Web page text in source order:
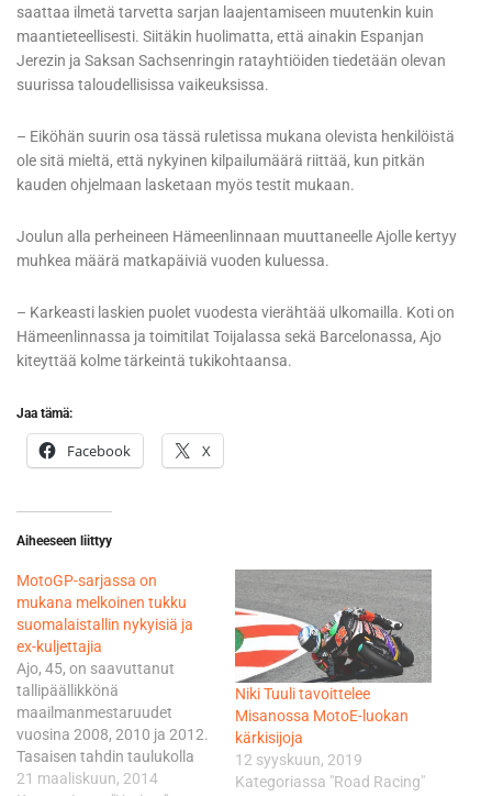
saattaa ilmetä tarvetta sarjan laajentamiseen muutenkin kuin
maantieteellisesti. Siitäkin huolimatta, että ainakin Espanjan
Jerezin ja Saksan Sachsenringin ratayhtiöiden tiedetään olevan
suurissa taloudellisissa vaikeuksissa.
– Eiköhän suurin osa tässä ruletissa mukana olevista henkilöistä
ole sitä mieltä, että nykyinen kilpailumäärä riittää, kun pitkän
kauden ohjelmaan lasketaan myös testit mukaan.
Joulun alla perheineen Hämeenlinnaan muuttaneelle Ajolle kertyy
muhkea määrä matkapäiviä vuoden kuluessa.
– Karkeasti laskien puolet vuodesta vierähtää ulkomailla. Koti on
Hämeenlinnassa ja toimitilat Toijalassa sekä Barcelonassa, Ajo
kiteyttää kolme tärkeintä tukikohtaansa.
Jaa tämä:
Facebook X
Aiheeseen liittyy
MotoGP-sarjassa on
mukana melkoinen tukku
suomalaistallin nykyisiä ja
ex-kuljettajia
Ajo, 45, on saavuttanut
tallipäällikkönä
maailmanmestaruudet
vuosina 2008, 2010 ja 2012.
Tasaisen tahdin taulukolla
aika on nyt siis kypsä sille
21 maaliskuun, 2014
Niki Tuuli tavoittelee
Misanossa MotoE-luokan
kärkisijoja
12 syyskuun, 2019
Kategoriassa "Road Racing"